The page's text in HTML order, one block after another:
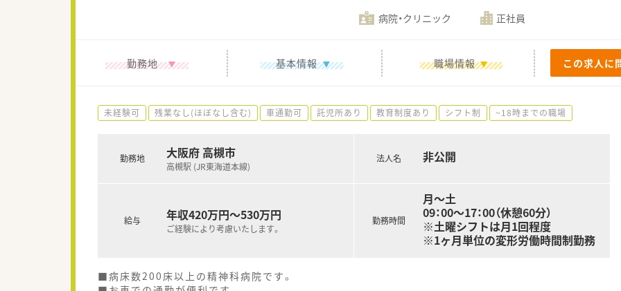
病院・クリニック 正社員
勤務地 基本情報 職場情報 この求人に
未経験可 残業なし(ほぼなし含む) 車通勤可 託児所あり 教育制度あり シフト制 ~18時までの職場
勤務地 大阪府 高槻市
高槻駅 (JR東海道本線)
給与 年収420万円～530万円
ご経験により考慮いたします。
法人名 非公開
勤務時間
月～土
09：00～17：00（休憩60分）
※土曜シフトは月1回程度
※1ヶ月単位の変形労働時間制勤務
■病床数200床以上の精神科病院です。